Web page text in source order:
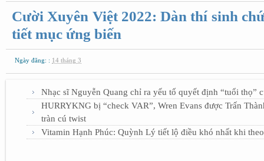
Cười Xuyên Việt 2022: Dàn thí sinh
tiết mục ứng biến
Ngày đăng: : 14 tháng 3
Nhạc sĩ Nguyễn Quang chỉ ra yếu tố quyết định “tuổi thọ”
HURRYKNG bị “check VAR”, Wren Evans được Trấn
tràn cú twist
Vitamin Hạnh Phúc: Quỳnh Lý tiết lộ điều khó nhất khi